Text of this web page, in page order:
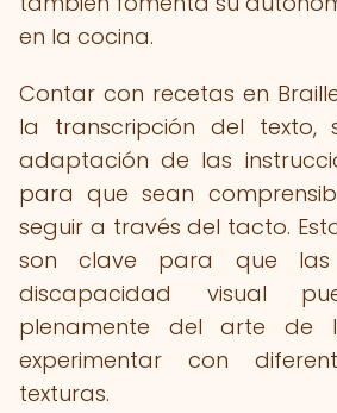
en la cocina.
Contar con recetas en
la transcripción del texto,
adaptación de las
para que sean
seguir a través del tacto.
son clave para que las
discapacidad visual
plenamente del arte de
experimentar con
texturas.